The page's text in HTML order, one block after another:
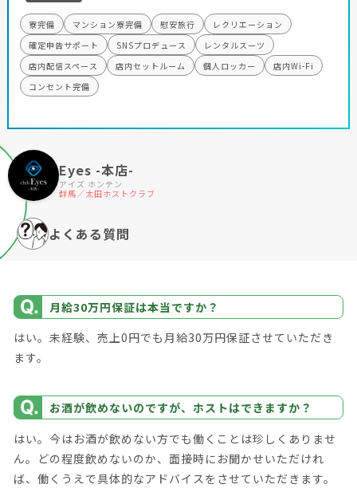
寮完備 マンション寮完備 慰安旅行
レクリエーション
確定申告サポート
SNSプロデュース
レンタルスーツ
店内配信スペース
店内セットルーム 個人ロッカー
店内Wi-Fi
コンセント完備
Eyes -本店-
アイズ ホンテン
群馬／太田ホストクラブ
よくある質問
月給30万円保証は本当ですか？
はい。未経験、売上0円でも月給30万円保証させていただき
ます。
お酒が飲めないのですが、ホストはできますか？
はい。今はお酒が飲めない方でも働くことは珍しくありませ
ん。どの程度飲めないのか、面接時にお聞かせいただけれ
ば、働くうえで具体的なアドバイスをさせていただきます。